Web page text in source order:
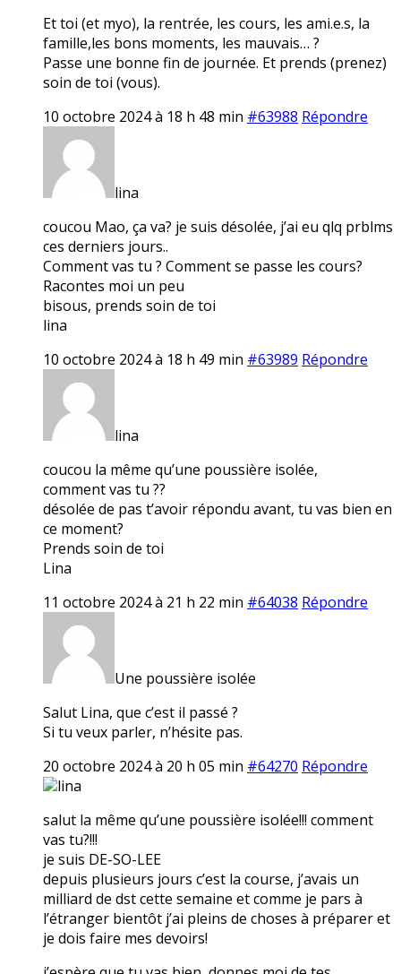
Et toi (et myo), la rentrée, les cours, les ami.e.s, la
famille,les bons moments, les mauvais… ?
Passe une bonne fin de journée. Et prends (prenez)
soin de toi (vous).
10 octobre 2024 à 18 h 48 min #63988 Répondre
lina
coucou Mao, ça va? je suis désolée, j’ai eu qlq prblms
ces derniers jours..
Comment vas tu ? Comment se passe les cours?
Racontes moi un peu
bisous, prends soin de toi
lina
10 octobre 2024 à 18 h 49 min #63989 Répondre
lina
coucou la même qu’une poussière isolée,
comment vas tu ??
désolée de pas t’avoir répondu avant, tu vas bien en
ce moment?
Prends soin de toi
Lina
11 octobre 2024 à 21 h 22 min #64038 Répondre
Une poussière isolée
Salut Lina, que c’est il passé ?
Si tu veux parler, n’hésite pas.
20 octobre 2024 à 20 h 05 min #64270 Répondre
lina
salut la même qu’une poussière isolée!!! comment
vas tu?!!!
je suis DE-SO-LEE
depuis plusieurs jours c’est la course, j’avais un
milliard de dst cette semaine et comme je pars à
l’étranger bientôt j’ai pleins de choses à préparer et
je dois faire mes devoirs!